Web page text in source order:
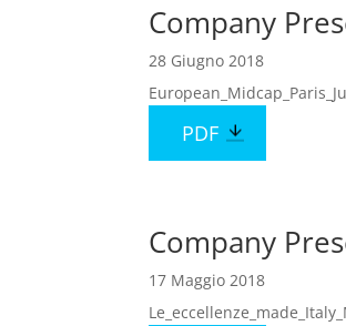
Company
28 Giugno 2018
PDF
Company
17 Maggio 2018